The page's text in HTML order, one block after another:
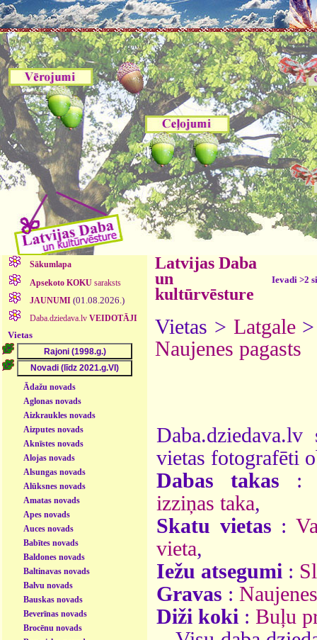
Sākumlapa
Apsekoto KOKUsaraksts
JAUNUMI (01.08.2026.)
Daba.dziedava.lv VEIDOTĀJI
Vietas
Ādažu novads
Aglonas novads
Aizkraukles novads
Aizputes novads
Aknīstes novads
Alojas novads
Alsungas novads
Alūksnes novads
Amatas novads
Apes novads
Auces novads
Babītes novads
Baldones novads
Baltinavas novads
Balvu novads
Bauskas novads
Beverīnas novads
Brocēnu novads
Latvijas Daba
un
kultūrvēsture
Ievadi >2
Vietas > Latgale
Naujenes pagasts
vietas fotografēti
Dabas takas
izziņas taka,
Skatu vietas :
vieta,
Iežu atsegumi :
Gravas :
Diži koki : Buļu